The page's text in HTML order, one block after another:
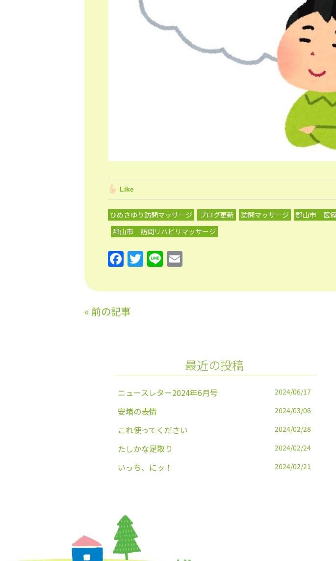
Like
ひめさゆり訪問マッサージ ブログ更新 訪問マッサージ 郡山市 医
郡山市 訪問リハビリマッサージ
F
a
c
e
b
k
T
w
itt
Li
n
e ai
« 前の記事
最近の投稿
ニュースレター2024年6月号 2024/06/17
安堵の表情 2024/03/06
これ使ってください 2024/02/28
たしかな足取り 2024/02/24
いっち、にッ！ 2024/02/21